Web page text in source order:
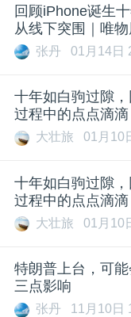
回顾iPhone诞生
从线下突围｜唯物
张丹 01月14日
十年如白驹过隙
过程中的点点滴滴
大壮旅 01月10
十年如白驹过隙
过程中的点点滴滴
大壮旅 01月10
特朗普上台，可
三点影响
张丹 11月10日